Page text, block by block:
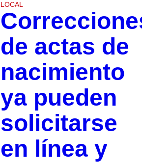
LOCAL
de actas de
nacimiento
ya pueden
solicitarse
en línea y